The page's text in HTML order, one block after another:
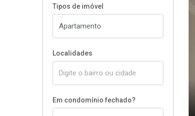
Tipos de imóvel
Localidades
Em condomínio fechado?